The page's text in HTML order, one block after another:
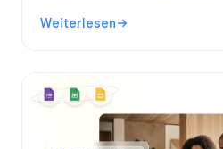
Anleitung für Einzelpersonen
Weiterlesen
: So nutzen Sie Google